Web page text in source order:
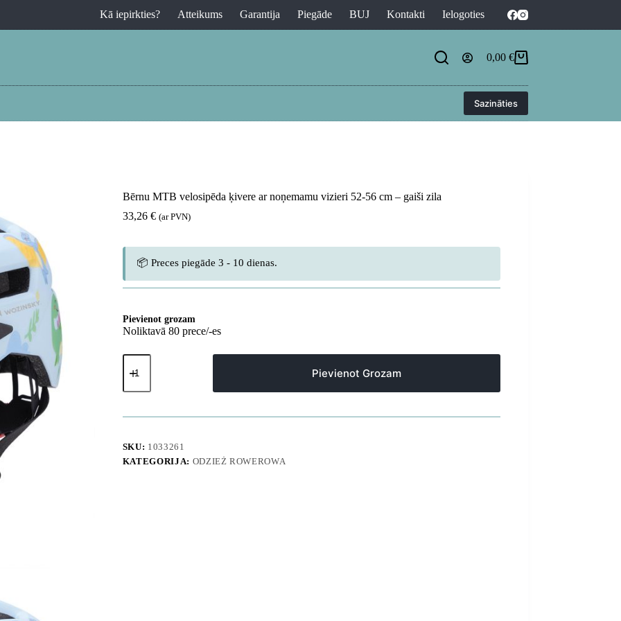
Kā iepirkties? Atteikums Garantija Piegāde BUJ Kontakti Ielogoties
Shopping
0,00 €
Sazināties
Bērnu MTB velosipēda ķivere ar noņemamu vizieri 52-56 cm – gaiši zila
33,26 € (ar PVN)
📦 Preces piegāde 3 - 10 dienas.
Pievienot grozam
Noliktavā 80 prece/-es
Bērnu
MTB
ķivere
noņemamu
52-
56
cm
Pievienot Grozam
SKU: 1033261
KATEGORIJA: ODZIEŻ ROWEROWA